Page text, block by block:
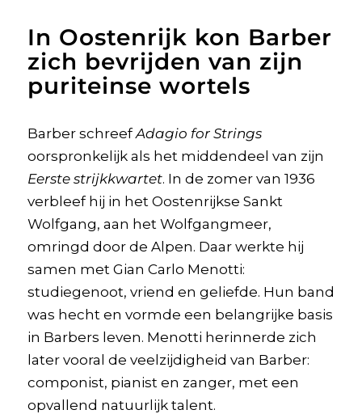
In Oostenrijk kon Barber
zich bevrijden van zijn
puriteinse wortels
Barber schreefAdagio for Strings
oorspronkelijk als het middendeel van zijn
Eerste strijkkwartet. In de zomer van 1936
verbleef hij in het Oostenrijkse Sankt
Wolfgang, aan het Wolfgangmeer,
omringd door de Alpen. Daar werkte hij
samen met Gian Carlo Menotti:
studiegenoot, vriend en geliefde. Hun band
was hecht en vormde een belangrijke basis
in Barbers leven. Menotti herinnerde zich
later vooral de veelzijdigheid van Barber:
componist, pianist en zanger, met een
opvallend natuurlijk talent.